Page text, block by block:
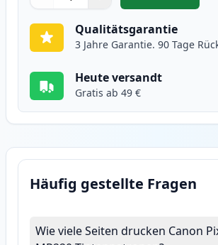
Verwenden Sie die Tasten, um
1
Qualitätsgarantie
3 Jahre Garantie. 90 Tage
Heute versandt
Gratis ab 49 €
Häufig gestellte Fragen
Wie viele Seiten drucken Canon